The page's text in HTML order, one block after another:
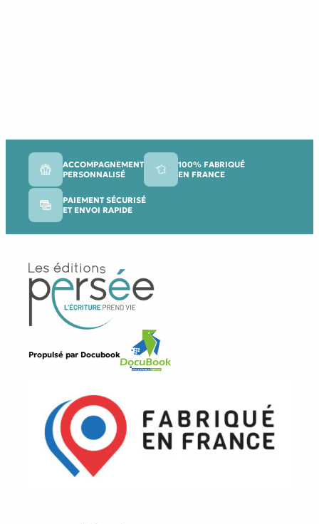
ACCOMPAGNEMENT
PERSONNALISÉ
100% FABRIQUÉ
EN FRANCE
PAIEMENT SÉCURISÉ
ET ENVOI RAPIDE
Propulsé par Docubook